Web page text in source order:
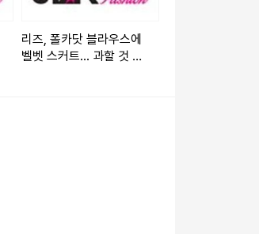
리즈, 폴카닷 블라우스에
벨벳 스커트... 과할 것 같